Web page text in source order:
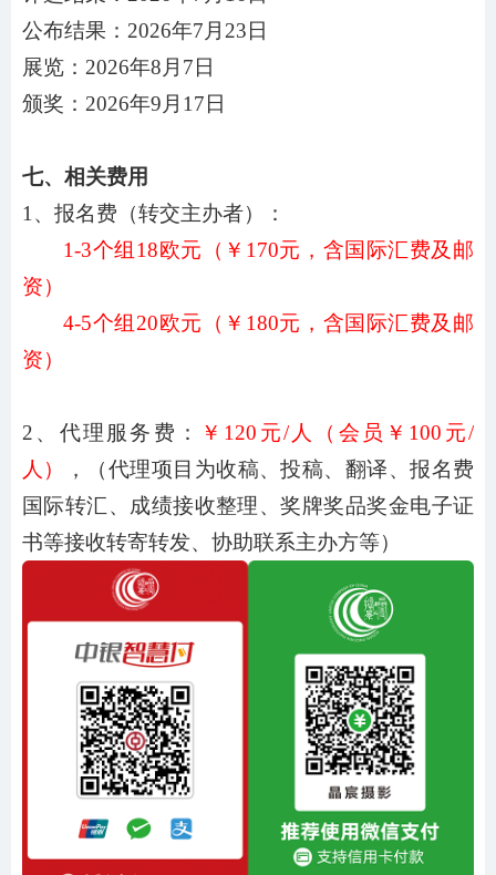
公布结果： 2026年7月 23 日
展览： 2026年8月 7 日
颁奖： 2026年9月 17 日
七、相关费用
1、报名费（转交主办者）：
1-3个组 18欧元 （￥ 170元，含国际汇费及邮
资）
4-5个组20欧元 （￥ 180元，含国际汇费及邮
资）
2、代理服务费： ￥ 120元/人（会员￥100元/
人）
，（代理项目为收稿、投稿、翻译、报名费
国际转汇、成绩接收整理、奖牌奖品奖金电子证
书等接收转寄转发、协助联系主办方等）